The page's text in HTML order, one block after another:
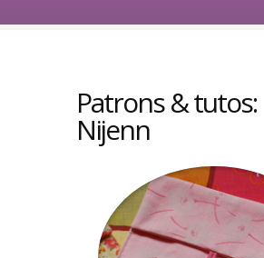
Patrons & tutos:
Nijenn